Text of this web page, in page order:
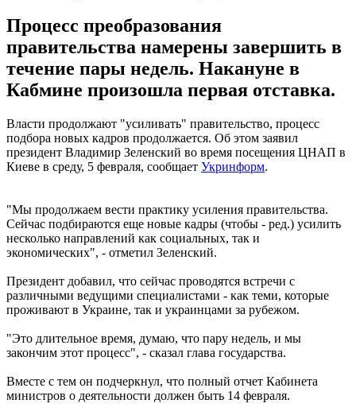
Процесс преобразования
правительства намерены завершить в
течение пары недель. Накануне в
Кабмине произошла первая отставка.
Власти продолжают "усиливать" правительство, процесс
подбора новых кадров продолжается. Об этом заявил
президент Владимир Зеленский во время посещения ЦНАП в
Киеве в среду, 5 февраля, сообщает Укринформ.
"Мы продолжаем вести практику усиления правительства.
Сейчас подбираются еще новые кадры (чтобы - ред.) усилить
несколько направлений как социальных, так и
экономических", - отметил Зеленский.
Президент добавил, что сейчас проводятся встречи с
различными ведущими специалистами - как теми, которые
проживают в Украине, так и украинцами за рубежом.
"Это длительное время, думаю, что пару недель, и мы
закончим этот процесс", - сказал глава государства.
Вместе с тем он подчеркнул, что полный отчет Кабинета
министров о деятельности должен быть 14 февраля.